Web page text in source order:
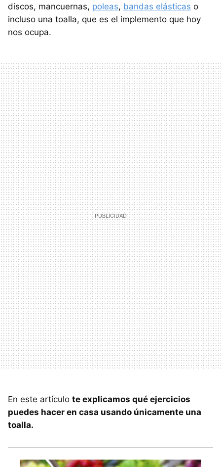
discos, mancuernas, poleas, bandas elásticas o
incluso una toalla, que es el implemento que hoy
nos ocupa.
En este artículo te explicamos qué ejercicios
puedes hacer en casa usando únicamente una
toalla.